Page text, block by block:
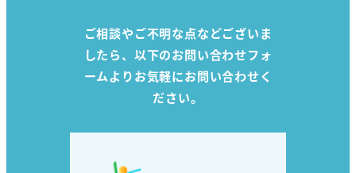
ご相談やご不明な点などございま
したら、以下のお問い合わせフォ
ームよりお気軽にお問い合わせく
ださい。